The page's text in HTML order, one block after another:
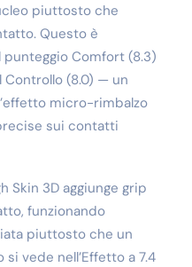
piuttosto che
Questo è
Comfort (8.3)
(8.0) — un
micro-rimbalzo
sui contatti
Skin 3D aggiunge grip
funzionando
piuttosto che un
vede nell’Effetto a 7.4